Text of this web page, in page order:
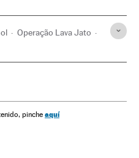
Operação Lava Jato
pinche aquí